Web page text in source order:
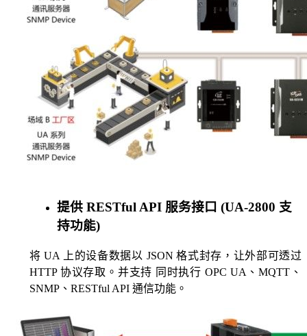
提供 RESTful API 服务接口 (UA-2800 支
持功能)
将 UA 上的设备数据以 JSON 格式封存，让外部可透过
HTTP 协议存取。并支持 同时执行 OPC UA、MQTT、
SNMP、RESTful API 通信功能。